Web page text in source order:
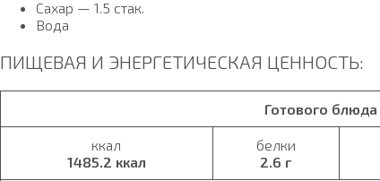
Сахар — 1.5 стак.
Вода
ПИЩЕВАЯ И ЭНЕРГЕТИЧЕСКАЯ ЦЕННОСТЬ:
Готового блюда
ккал
1485.2 ккал
белки
2.6 г